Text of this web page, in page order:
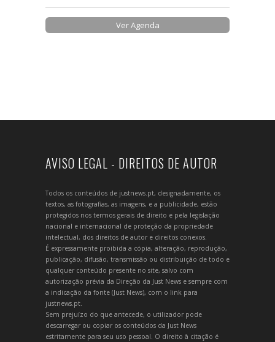
Ver Agenda
AVISO LEGAL - DIREITOS DE AUTOR
Todos os conteúdos de justnews.pt, designadamente, os
textos, as fotografias, as imagens, e a publicidade, estão
protegidos nos termos gerais de direito e pela legislação
nacional e internacional de proteção da propriedade
intelectual, dos direitos de autor e direitos conexos.
É expressamente proibida a cópia, alteração, reprodução,
publicação, difusão, transmissão ou distribuição de todo e
qualquer conteúdo presente no site, salvo com
autorização prévia da Direção da Just News e sempre com
a indicação da fonte (Just News), com o link para
justnews.pt.
Sem prejuízo do que antecede, o utilizador pode
descarregar ou copiar os conteúdos da Just News
estritamente para seu uso pessoal. O direito à citação é